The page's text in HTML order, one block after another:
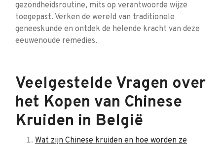
gezondheidsroutine, mits op verantwoorde wijze
toegepast. Verken de wereld van traditionele
geneeskunde en ontdek de helende kracht van deze
eeuwenoude remedies.
Veelgestelde Vragen over
het Kopen van Chinese
Kruiden in België
Wat zijn Chinese kruiden en hoe worden ze